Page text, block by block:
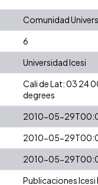
Comunidad
6
Universidad Icesi
Cali de Lat: 03 24
degrees
2010-05-
2010-05-
2010-05-
Publicaciones